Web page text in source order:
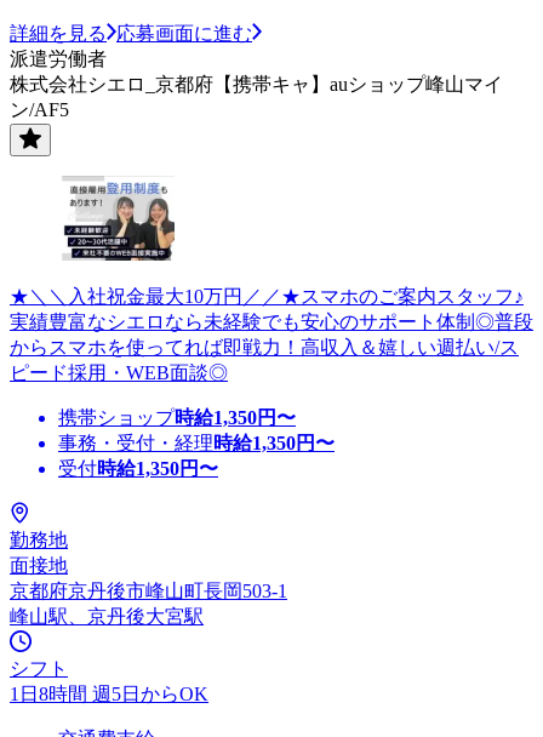
詳細を見る
応募画面に進む
派遣労働者
株式会社シエロ_京都府【携帯キャ】auショップ峰山マイ
ン/AF5
★＼＼入社祝金最大10万円／／★スマホのご案内スタッフ♪
実績豊富なシエロなら未経験でも安心のサポート体制◎普段
からスマホを使ってれば即戦力！高収入＆嬉しい週払い/ス
ピード採用・WEB面談◎
携帯ショップ時給1,350円〜
事務・受付・経理時給1,350円〜
受付時給1,350円〜
勤務地
面接地
京都府京丹後市峰山町長岡503-1
峰山駅、京丹後大宮駅
シフト
1日8時間 週5日からOK